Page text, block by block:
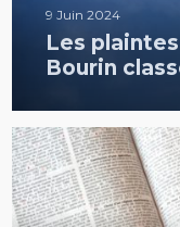
9 Juin 2024
Les
Bourin